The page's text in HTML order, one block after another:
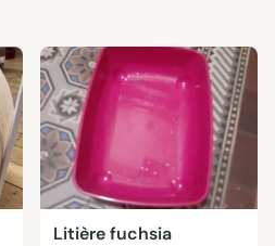
Litière fuchsia